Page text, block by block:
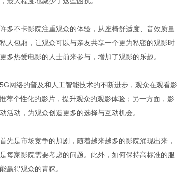
多不卡影院注重观众的体验，从座椅舒适度、音效质量
人包厢，让观众可以与亲友共享一个更为私密的观影时
热爱电影的人士前来参与，增加了观影的乐趣。
网络的普及和人工智能技术的不断进步，观众在观看影
荐个性化的影片，提升观众的观影体验；另一方面，影
活动，为观众创造更多的选择与互动机会。
先是市场竞争的加剧，随着越来越多的影院涌现出来，
每家影院需要考虑的问题。此外，如何保持高标准的服
赢得观众的青睐。